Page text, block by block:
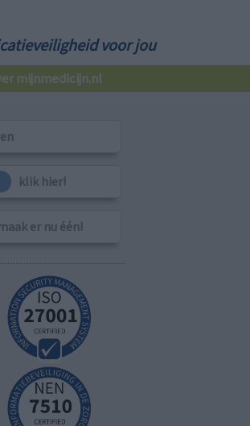
voor jou
mijnmedicijn.nl
klik hier!
er nu één!